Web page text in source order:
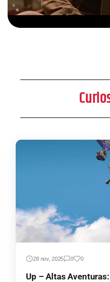
28 nov, 2025 0 0
Up – Altas